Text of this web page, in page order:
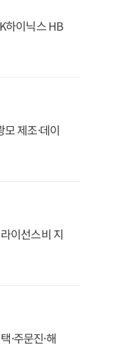
하이닉스 HB
제조·데이
이선스비 지
·주문진·해